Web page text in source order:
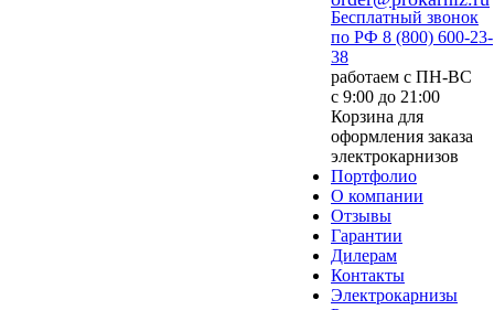
Бесплатный звонок
по РФ 8 (800) 600-23-
38
работаем с ПН-ВС
с 9:00 до 21:00
Корзина для
оформления заказа
электрокарнизов
Портфолио
О компании
Отзывы
Гарантии
Дилерам
Контакты
Электрокарнизы